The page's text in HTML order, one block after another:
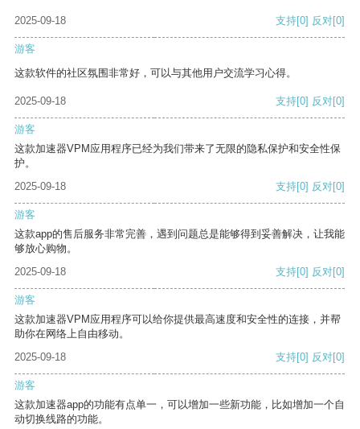
2025-09-18 支持[0] 反对[0]
游客
这款软件的社区氛围非常好，可以与其他用户交流学习心得。
2025-09-18 支持[0] 反对[0]
游客
这款加速器VPM应用程序已经为我们带来了无限的隐私保护和安全性保
护。
2025-09-18
支持[0] 反对[0]
游客
这款app的售后服务非常完善，遇到问题总是能够得到妥善解决，让我能
够放心购物。
2025-09-18
支持[0] 反对[0]
游客
这款加速器VPM应用程序可以给你提供最高速度和安全性的连接，并帮
助你在网络上自由移动。
2025-09-18
支持[0] 反对[0]
游客
这款加速器app的功能有点单一，可以增加一些新功能，比如增加一个自
动切换线路的功能。